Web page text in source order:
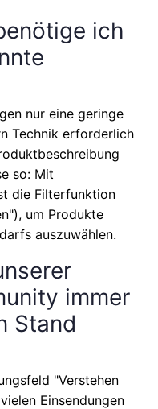
ich
nur eine geringe
Technik erforderlich
so: Mit
die Filterfunktion
um Produkte
auszuwählen.
immer
Stand
"Verstehen
Einsendungen